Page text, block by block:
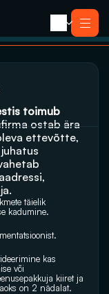
toimub
ostab ära
ettevõtte,
täielik
kadumine.
kas
või
kiiret ja
on 2 nädalat.